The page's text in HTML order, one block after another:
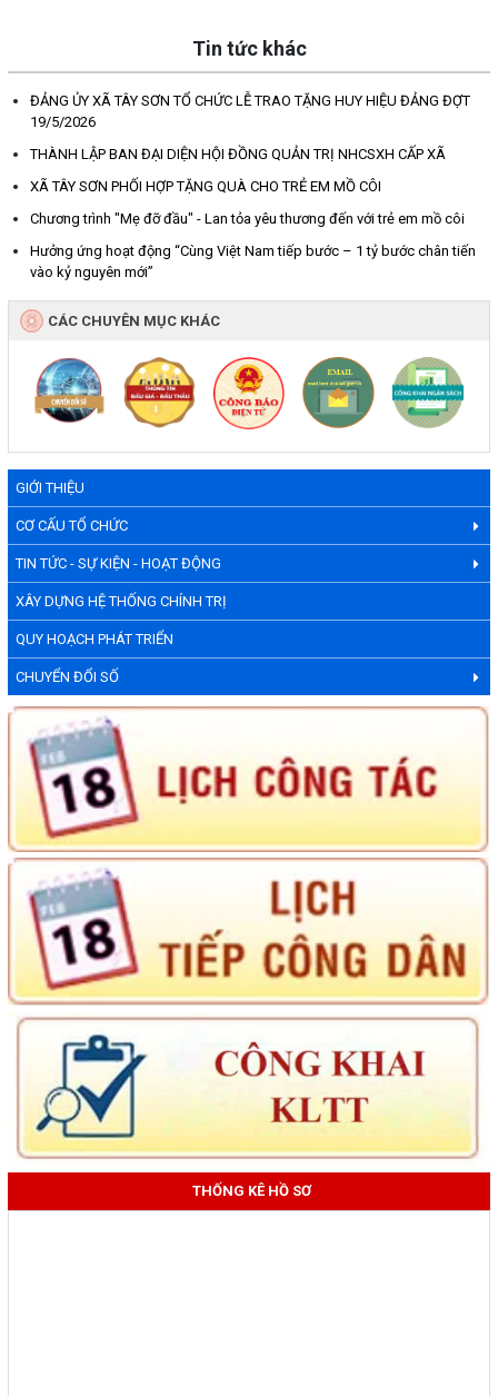
GIỚI THIỆU
CƠ CẤU TỔ CHỨC
TIN TỨC - SỰ KIỆN - HOẠT ĐỘNG
XÂY DỰNG HỆ THỐNG CHÍNH TRỊ
QUY HOẠCH PHÁT TRIỂN
CHUYỂN ĐỔI SỐ
THỐNG KÊ HỒ SƠ
Tin tức khác
ĐẢNG ỦY XÃ TÂY SƠN TỔ CHỨC LỄ TRAO TẶNG HUY HIỆU ĐẢNG ĐỢT
19/5/2026
THÀNH LẬP BAN ĐẠI DIỆN HỘI ĐỒNG QUẢN TRỊ NHCSXH CẤP XÃ
XÃ TÂY SƠN PHỐI HỢP TẶNG QUÀ CHO TRẺ EM MỒ CÔI
Chương trình "Mẹ đỡ đầu" - Lan tỏa yêu thương đến với trẻ em mồ côi
Hưởng ứng hoạt động “Cùng Việt Nam tiếp bước – 1 tỷ bước chân tiến
vào kỷ nguyên mới”
CÁC CHUYÊN MỤC KHÁC